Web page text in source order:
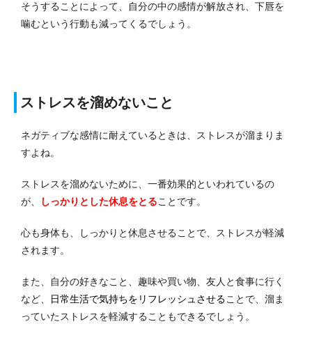
そうすることによって、自分の中の感情が解放され、下唇を
噛むという行動も減ってくるでしょう。
ストレスを溜めないこと
ネガティブな感情に耐えているときは、ストレスが溜まりま
すよね。
ストレスを溜めないために、一番効果的といわれているの
が、
しっかりとした休息をとることです。
心も身体も、しっかりと休息させることで、ストレスが軽減
されます。
また、自分の好きなこと、趣味や買い物、友人と食事に行く
など、
日常生活で気持ちをリフレッシュさせることで、溜ま
っていたストレスを軽減することもできるでしょう。